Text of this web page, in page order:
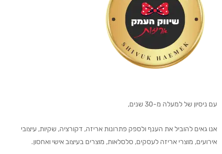
עם ניסיון של למעלה מ-30 שנים,
אנו גאים להוביל את הענף ולספק פתרונות אריזה, דקורציה, שקיות, עיצובי
אירועים, מוצרי אריזה לעסקים, סלסלאות, מוצרים בעיצוב אישי ואחסון.